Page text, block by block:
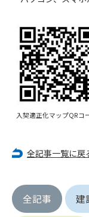
入契適正化マップQRコ
全記事一覧に戻
全記事 建
(5) その他管理者
2. 管理者は承認後
当することが判
ます。
第5条（IDおよび
用および管理
その他形態を問
第三者（他の
を負うものと